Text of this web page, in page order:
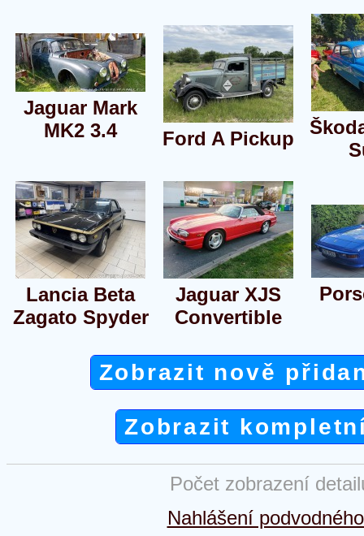
Jaguar Mark
MK2 3.4
Ford A Pickup
Lancia Beta
Zagato Spyder
Jaguar XJS
Convertible
Zobrazit nově
Zobrazit
Počet zobrazení
Nahlášení